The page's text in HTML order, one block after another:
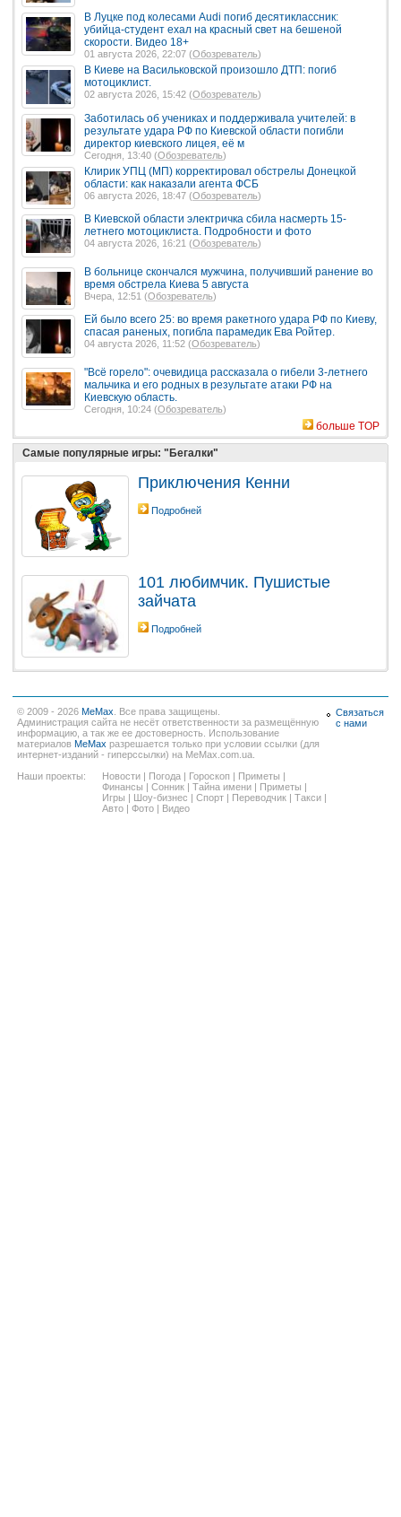
В Луцке под колесами Audi погиб десятиклассник:
убийца-студент ехал на красный свет на бешеной
скорости. Видео 18+
01 августа 2026, 22:07 (Обозреватель)
В Киеве на Васильковской произошло ДТП: погиб
мотоциклист.
02 августа 2026, 15:42 (Обозреватель)
Заботилась об учениках и поддерживала учителей: в
результате удара РФ по Киевской области погибли
директор киевского лицея, её м
Сегодня, 13:40 (Обозреватель)
Клирик УПЦ (МП) корректировал обстрелы Донецкой
области: как наказали агента ФСБ
06 августа 2026, 18:47 (Обозреватель)
В Киевской области электричка сбила насмерть 15-
летнего мотоциклиста. Подробности и фото
04 августа 2026, 16:21 (Обозреватель)
В больнице скончался мужчина, получивший ранение во
время обстрела Киева 5 августа
Вчера, 12:51 (Обозреватель)
Ей было всего 25: во время ракетного удара РФ по Киеву,
спасая раненых, погибла парамедик Ева Ройтер.
04 августа 2026, 11:52 (Обозреватель)
"Всё горело": очевидица рассказала о гибели 3-летнего
мальчика и его родных в результате атаки РФ на
Киевскую область.
Сегодня, 10:24 (Обозреватель)
больше TOP
Самые популярные игры: "Бегалки"
Приключения Кенни
Подробней
101 любимчик. Пушистые
зайчата
Подробней
© 2009 - 2026 MeMax . Все права защищены.
Администрация сайта не несёт ответственности за размещённую
информацию, а так же ее достоверность. Использование
материалов MeMax разрешается только при условии ссылки (для
интернет-изданий - гиперссылки) на MeMax.com.ua.
Наши проекты:
Новости Погода Гороскоп Приметы
Финансы
Сонник Тайна имени Приметы
Игры
Шоу-бизнес Спорт Переводчик Такси
Авто
Фото Видео
Связаться
с нами